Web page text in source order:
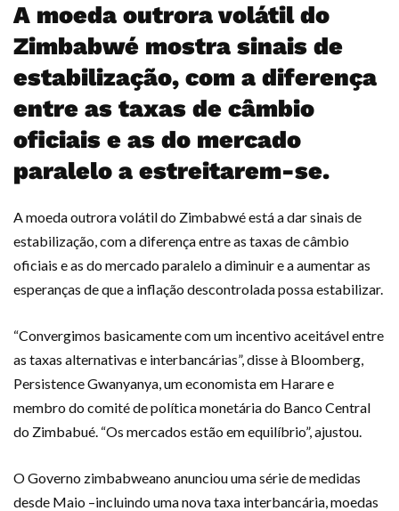
A moeda outrora volátil do
Zimbabwé mostra sinais de
estabilização, com a diferença
entre as taxas de câmbio
oficiais e as do mercado
paralelo a estreitarem-se.
A moeda outrora volátil do Zimbabwé está a dar sinais de
estabilização, com a diferença entre as taxas de câmbio
oficiais e as do mercado paralelo a diminuir e a aumentar as
esperanças de que a inflação descontrolada possa estabilizar.
“Convergimos basicamente com um incentivo aceitável entre
as taxas alternativas e interbancárias”, disse à Bloomberg,
Persistence Gwanyanya, um economista em Harare e
membro do comité de política monetária do Banco Central
do Zimbabué. “Os mercados estão em equilíbrio”, ajustou.
O Governo zimbabweano anunciou uma série de medidas
desde Maio –incluindo uma nova taxa interbancária, moedas